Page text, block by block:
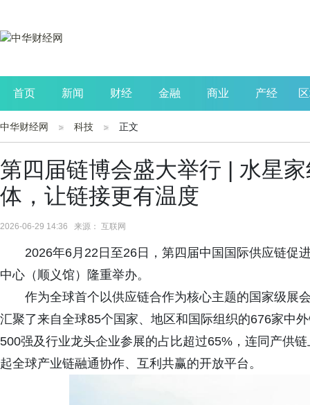
首页 新闻 财经 金融 商业 产经
公司 生活 读书
中华财经网 科技 正文
第四届链博会盛大举行 | 水星
体，让链接更有温度
2026-06-29 14:36 来源： 互联网
2026年6月22日至26日，第四届中国国际供应链促
中心（顺义馆）隆重举办。
作为全球首个以供应链合作为核心主题的国家级展
汇聚了来自全球85个国家、地区和国际组织的676家中
500强及行业龙头企业参展的占比超过65%，连同产供
起全球产业链融通协作、互利共赢的开放平台。